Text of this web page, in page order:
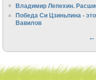
Владимир Лепехин.
Победа Си Цзиньпина -
Вавилов
←